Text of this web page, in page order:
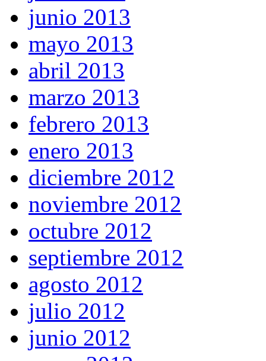
junio 2013
mayo 2013
abril 2013
marzo 2013
febrero 2013
enero 2013
diciembre 2012
noviembre 2012
octubre 2012
septiembre 2012
agosto 2012
julio 2012
junio 2012